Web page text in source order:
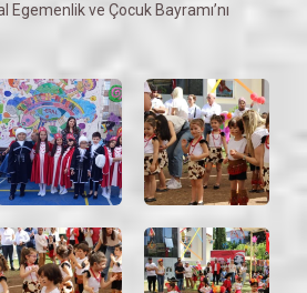
ve Çocuk Bayramı’nı